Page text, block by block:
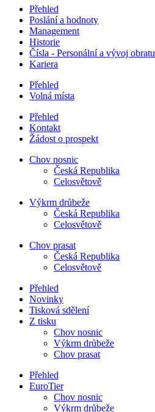
Přehled
Poslání a hodnoty
Management
Historie
Čísla - Personální a vývoj obratu
Kariera
Přehled
Volná místa
Přehled
Kontakt
Žádost o prospekt
Chov nosnic
Česká Republika
Celosvětově
Výkrm drůbeže
Česká Republika
Celosvětově
Chov prasat
Česká Republika
Celosvětově
Přehled
Novinky
Tisková sdělení
Z tisku
Chov nosnic
Výkrm drůbeže
Chov prasat
Přehled
EuroTier
Chov nosnic
Výkrm drůbeže